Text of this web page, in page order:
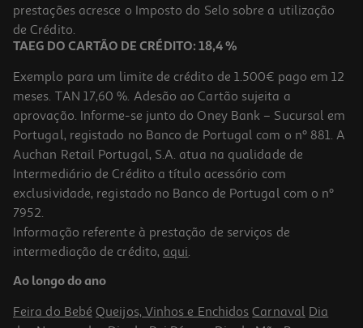
179,99 €
Serviço Troca Sentido Portas
41.99 €/un
41,99 €
prestações acresce o Imposto do Selo sobre a utilização
de Crédito.
TAEG DO CARTÃO DE CRÉDITO: 18,4 %
Exemplo para um limite de crédito de 1.500€ pago em 12
meses. TAN 17,60 %. Adesão ao Cartão sujeita a
aprovação. Informe-se junto do Oney Bank – Sucursal em
Portugal, registado no Banco de Portugal com o nº 881. A
Auchan Retail Portugal, S.A. atua na qualidade de
Intermediário de Crédito a título acessório com
exclusividade, registado no Banco de Portugal com o nº
7952.
Informação referente à prestação de serviços de
intermediação de crédito, aqui.
Ao longo do ano
Feira do Bebé Queijos, Vinhos e Enchidos Carnaval Dia